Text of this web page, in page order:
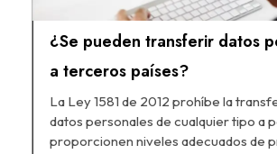
¿Se pueden transferir datos
a terceros países?
La Ley 1581 de 2012 prohíbe la
datos personales de cualquier tipo a
proporcionen niveles adecuados de